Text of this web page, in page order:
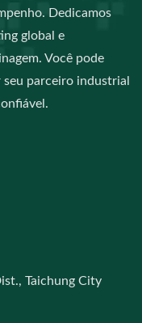
Dedicamos
global e
Você pode
parceiro industrial
Taichung City